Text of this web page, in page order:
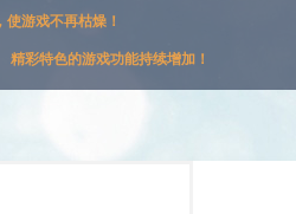
游戏不再枯燥！
精彩特色的游戏功能持续增加！